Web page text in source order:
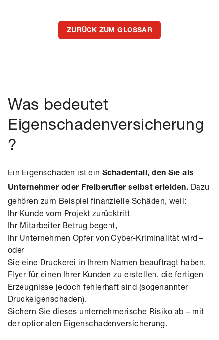
ZURÜCK ZUM GLOSSAR
Was bedeutet
Eigenschadenversicherung
?
Ein Eigenschaden ist ein Schadenfall, den Sie als
Unternehmer oder Freiberufler selbst erleiden. Dazu
gehören zum Beispiel finanzielle Schäden, weil:
Ihr Kunde vom Projekt zurücktritt,
Ihr Mitarbeiter Betrug begeht,
Ihr Unternehmen Opfer vonCyber-Kriminalität wird –
oder
Sie eine Druckerei in Ihrem Namen beauftragt haben,
Flyer für einen Ihrer Kunden zu erstellen, die fertigen
Erzeugnisse jedoch fehlerhaft sind (sogenannter
Druckeigenschaden).
Sichern Sie dieses unternehmerische Risiko ab – mit
der optionalen Eigenschadenversicherung.